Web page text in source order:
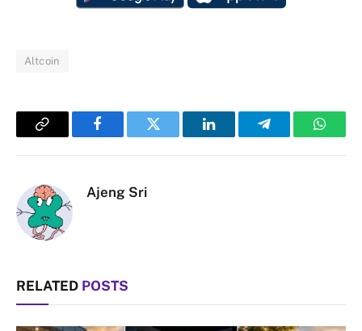
Altcoin
Copy
FacebookTwitter LinkedInTelegram
Ajeng Sri
RELATED POSTS